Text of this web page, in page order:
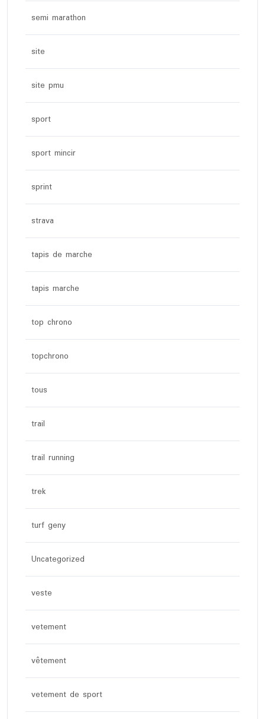
semi marathon
site
site pmu
sport
sport mincir
sprint
strava
tapis de marche
tapis marche
top chrono
topchrono
tous
trail
trail running
trek
turf geny
Uncategorized
veste
vetement
vêtement
vetement de sport